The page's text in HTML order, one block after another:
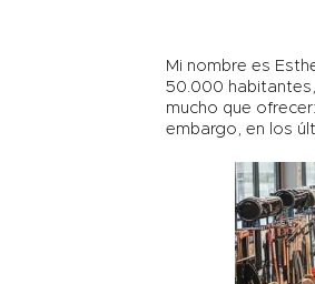
Mi nombre es
50.000
mucho que
embargo, en los